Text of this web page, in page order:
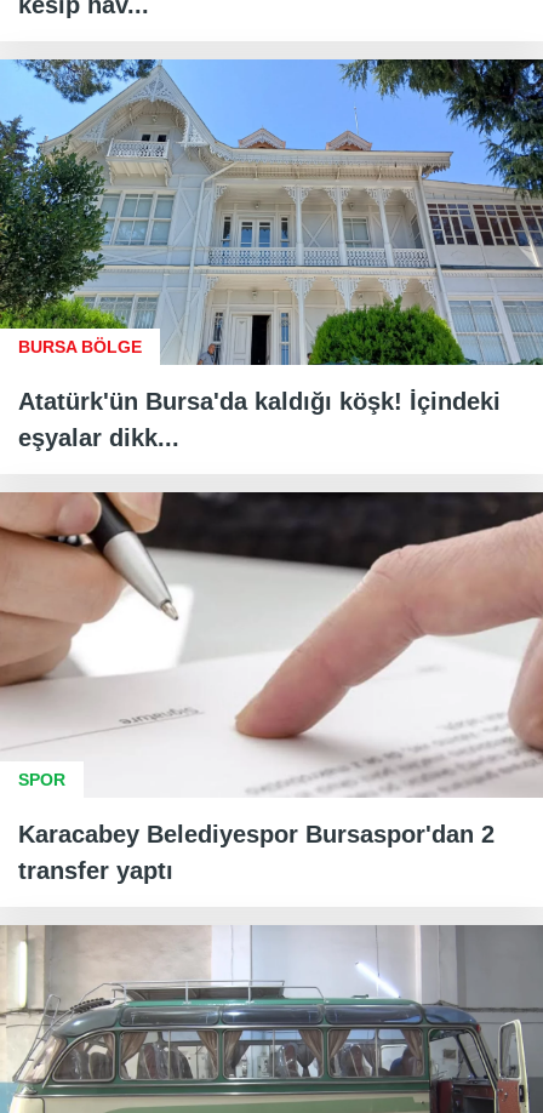
BURSA BÖLGE
Atatürk'ün Bursa'da kaldığı köşk! İçindeki
eşyalar dikk...
SPOR
Karacabey Belediyespor Bursaspor'dan 2
transfer yaptı